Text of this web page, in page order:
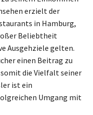
erzielt der
in Hamburg,
Beliebtheit
Ausgehziele gelten.
einen Beitrag zu
die Vielfalt seiner
ist ein
Umgang mit